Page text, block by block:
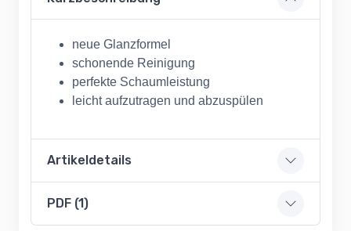
neue Glanzformel
schonende Reinigung
perfekte Schaumleistung
leicht aufzutragen und abzuspülen
Artikeldetails
PDF (1)